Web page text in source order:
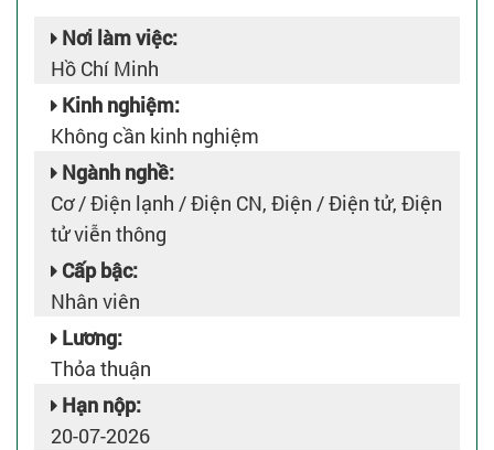
Nơi làm việc:
Hồ Chí Minh
Kinh nghiệm:
Không cần kinh nghiệm
Ngành nghề:
Cơ / Điện lạnh / Điện CN, Điện / Điện tử, Điện
tử viễn thông
Cấp bậc:
Nhân viên
Lương:
Thỏa thuận
Hạn nộp:
20-07-2026